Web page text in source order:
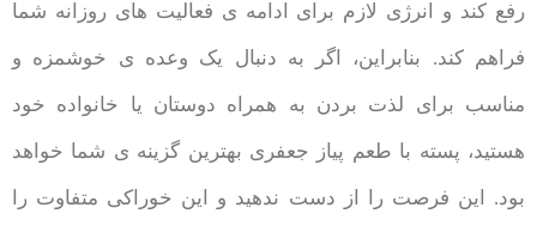
رفع کند و انرژی لازم برای ادامه ی فعالیت های روزانه شما
فراهم کند. بنابراین، اگر به دنبال یک وعده ی خوشمزه و
مناسب برای لذت بردن به همراه دوستان یا خانواده خود
هستید، پسته با طعم پیاز جعفری بهترین گزینه ی شما خواهد
بود. این فرصت را از دست ندهید و این خوراکی متفاوت را